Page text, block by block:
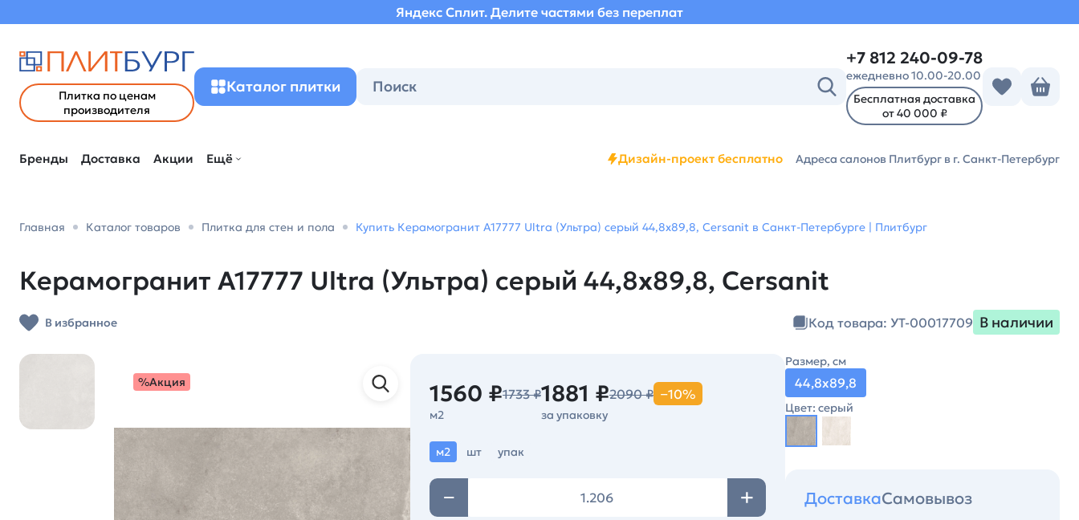
Яндекс Сплит. Делите частями без переплат
Плитка по ценам
производителя
Каталог плитки
+7 812 240-09-78
ежедневно 10.00-20.00
Бесплатная доставка
от 40 000 ₽
Бренды Доставка Акции Ещё Дизайн-проект бесплатно Адреса салонов Плитбург в г. Санкт-Петербург
Главная Каталог товаров Плитка для стен и пола Купить Керамогранит A17777 Ultra (Ультра) серый 44,8х89,8, Cersanit в Санкт-Петербурге | Плитбург
Керамогранит A17777 Ultra (Ультра) серый 44,8х89,8, Cersanit
В избранное Код товара: УТ-00017709 В наличии
%Акция 1560 ₽1733 ₽
м2
1881 ₽2090 ₽ −10%
за упаковку
м2 шт упак
Размер, см
44,8х89,8
Цвет: серый
ДоставкаСамовывоз